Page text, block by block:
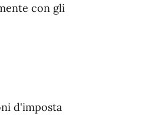
con gli
d'imposta